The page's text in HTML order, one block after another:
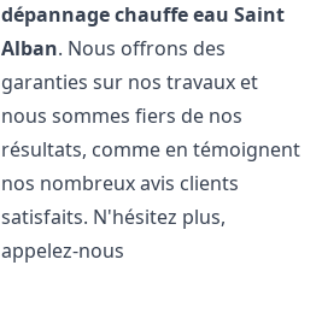
dépannage chauffe eau Saint
Alban. Nous offrons des
garanties sur nos travaux et
nous sommes fiers de nos
résultats, comme en témoignent
nos nombreux avis clients
satisfaits. N'hésitez plus,
appelez-nous